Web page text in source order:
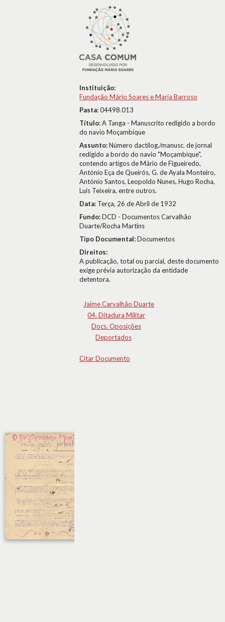
Instituição:
Fundação Mário Soares e Maria Barroso
Pasta:04498.013
Título:A Tanga - Manuscrito redigido a bordo
do navio Moçambique
Assunto:Número dactilog./manusc. de jornal
redigido a bordo do navio "Moçambique",
contendo artigos de Mário de Figueiredo,
António Eça de Queirós, G. de Ayala Monteiro,
António Santos, Leopoldo Nunes, Hugo Rocha,
Luís Teixeira, entre outros.
Data: Terça, 26 de Abril de 1932
Fundo:DCD - Documentos Carvalhão
Duarte/Rocha Martins
Tipo Documental:Documentos
Direitos:
A publicação, total ou parcial, deste documento
exige prévia autorização da entidade
detentora.
Jaime Carvalhão Duarte
04. Ditadura Militar
Docs. Oposições
Deportados
Citar Documento